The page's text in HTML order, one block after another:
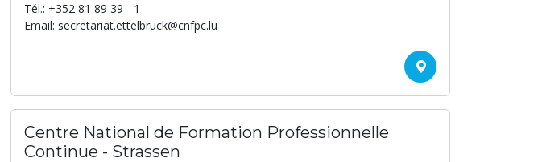
Tél.: +352 81 89 39 - 1
Email: secretariat.ettelbruck@cnfpc.lu
Centre National de Formation Professionnelle
Continue - Strassen